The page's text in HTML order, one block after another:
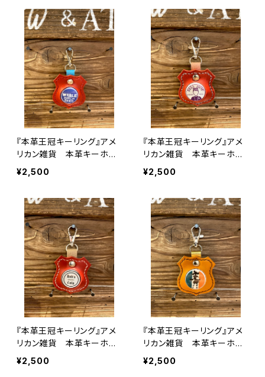
『本革王冠キーリング』アメ
リカン雑貨 本革キーホル
ダー 王冠キャップ
¥2,500
『本革王冠キーリング』アメ
リカン雑貨 本革キーホル
ダー 王冠キャップ
¥2,500
『本革王冠キーリング』アメ
リカン雑貨 本革キーホル
ダー 王冠キャップ
¥2,500
『本革王冠キーリング』アメ
リカン雑貨 本革キーホル
ダー 王冠キャップ
¥2,500